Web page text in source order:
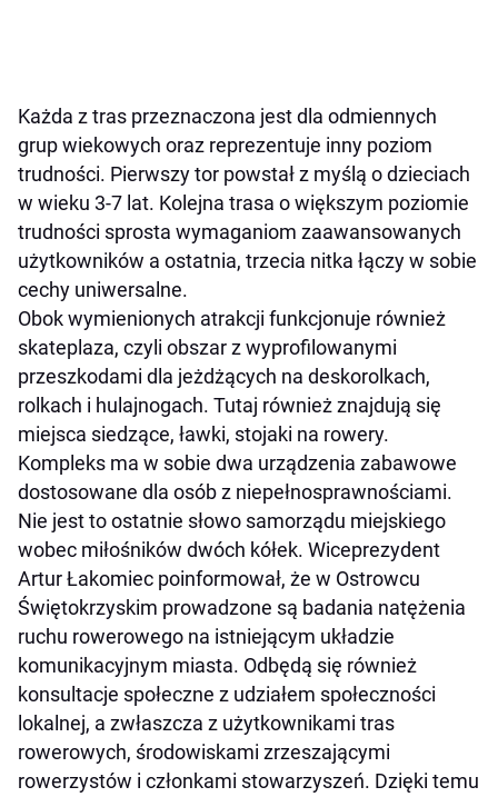
Każda z tras przeznaczona jest dla odmiennych
grup wiekowych oraz reprezentuje inny poziom
trudności. Pierwszy tor powstał z myślą o dzieciach
w wieku 3-7 lat. Kolejna trasa o większym poziomie
trudności sprosta wymaganiom zaawansowanych
użytkowników a ostatnia, trzecia nitka łączy w sobie
cechy uniwersalne.
Obok wymienionych atrakcji funkcjonuje również
skateplaza, czyli obszar z wyprofilowanymi
przeszkodami dla jeżdżących na deskorolkach,
rolkach i hulajnogach. Tutaj również znajdują się
miejsca siedzące, ławki, stojaki na rowery.
Kompleks ma w sobie dwa urządzenia zabawowe
dostosowane dla osób z niepełnosprawnościami.
Nie jest to ostatnie słowo samorządu miejskiego
wobec miłośników dwóch kółek. Wiceprezydent
Artur Łakomiec poinformował, że w Ostrowcu
Świętokrzyskim prowadzone są badania natężenia
ruchu rowerowego na istniejącym układzie
komunikacyjnym miasta. Odbędą się również
konsultacje społeczne z udziałem społeczności
lokalnej, a zwłaszcza z użytkownikami tras
rowerowych, środowiskami zrzeszającymi
rowerzystów i członkami stowarzyszeń. Dzięki temu